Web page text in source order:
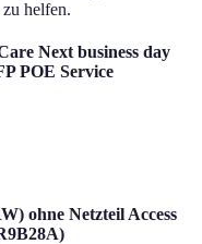
helfen.
Next business day
POE Service
ohne Netzteil Access